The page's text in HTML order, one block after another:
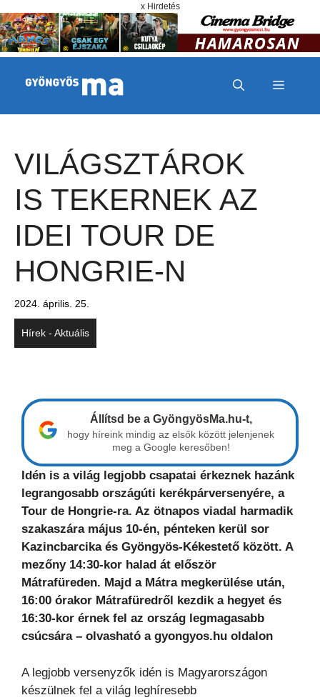
x Hirdetés
MENÜ
VILÁGSZTÁROK
IS TEKERNEK AZ
IDEI TOUR DE
HONGRIE-N
2024. április. 25.
Hírek - Aktuális
Állítsd be a GyöngyösMa.hu-t,
hogy híreink mindig az elsők között jelenjenek
meg a Google keresőben!
Idén is a világ legjobb csapatai érkeznek hazánk
legrangosabb országúti kerékpárversenyére, a
Tour de Hongrie-ra. Az ötnapos viadal harmadik
szakaszára május 10-én, pénteken kerül sor
Kazincbarcika és Gyöngyös-Kékestető között. A
mezőny 14:30-kor halad át először
Mátrafüreden. Majd a Mátra megkerülése után,
16:00 órakor Mátrafüredről kezdik a hegyet és
16:30-kor érnek fel az ország legmagasabb
csúcsára – olvasható a gyongyos.hu oldalon
A legjobb versenyzők idén is Magyarországon
készülnek fel a világ leghíresebb